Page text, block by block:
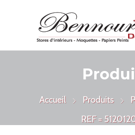
Accueil Produits
REF =